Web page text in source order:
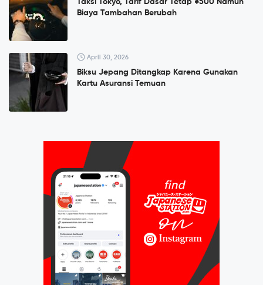
Taksi Tokyo, Tarif Dasar Tetap ¥500 Namun
Biaya Tambahan Berubah
April 30, 2026
Biksu Jepang Ditangkap Karena Gunakan
Kartu Asuransi Temuan